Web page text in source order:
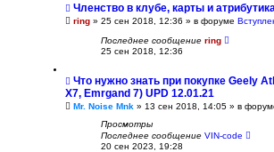
Членство в клубе, карты и атрибутика
ring » 25 сен 2018, 12:36 » в форуме
Последнее сообщение ring
25 сен 2018, 12:36
Что нужно знать при покупке Geely
X7, Emrgand 7) UPD 12.01.21
Mr. Noise Mnk » 13 сен 2018, 14:05 » в
Просмотры
Последнее сообщение VIN-code
20 сен 2023, 19:28